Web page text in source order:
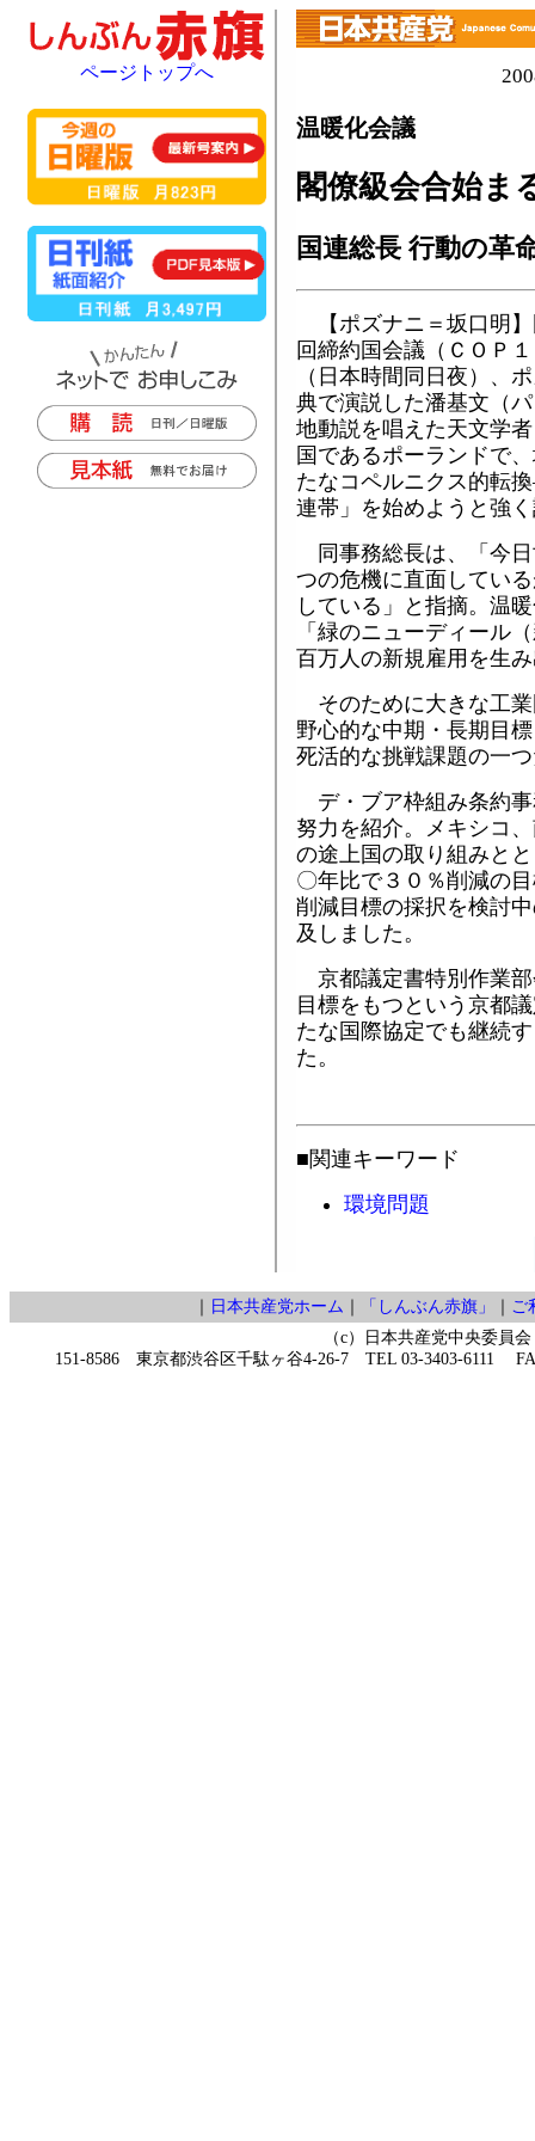
温暖化会議
閣僚級会合始ま
国連総長 行動の革
【ポズナニ＝坂口明
回締約国会議（ＣＯＰ
（日本時間同日夜）、
典で演説した潘基文（
地動説を唱えた天文学
国であるポーランドで
たなコペルニクス的転
連帯」を始めようと強
同事務総長は、「今
つの危機に直面してい
している」と指摘。温
「緑のニューディール
百万人の新規雇用を生
そのために大きな工
野心的な中期・長期目
死活的な挑戦課題の一
デ・ブア枠組み条約
努力を紹介。メキシコ
の途上国の取り組みと
〇年比で３０％削減の
削減目標の採択を検討
及しました。
京都議定書特別作業
目標をもつという京都
たな国際協定でも継続
た。
■関連キーワード
環境問題
ページトップへ
日本共産党ホーム 「しんぶん赤旗」
ご
（c）日本共産党中央委員会
151-8586 東京都渋谷区千駄ヶ谷4-26-7 TEL 03-3403-6111